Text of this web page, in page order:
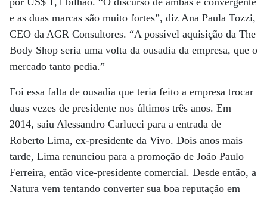
e as duas marcas são muito fortes”, diz Ana Paula Tozzi,
CEO da AGR Consultores. “A possível aquisição da The
Body Shop seria uma volta da ousadia da empresa, que o
mercado tanto pedia.”
Foi essa falta de ousadia que teria feito a empresa trocar
duas vezes de presidente nos últimos três anos. Em
2014, saiu Alessandro Carlucci para a entrada de
Roberto Lima, ex-presidente da Vivo. Dois anos mais
tarde, Lima renunciou para a promoção de João Paulo
Ferreira, então vice-presidente comercial. Desde então, a
Natura vem tentando converter sua boa reputação em